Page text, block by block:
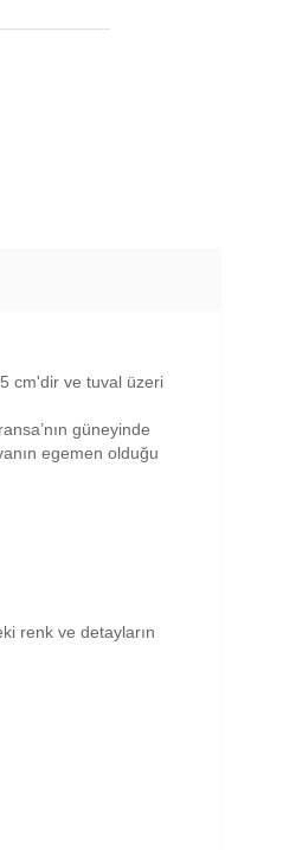
cm'dir ve tuval üzeri
güneyinde
egemen olduğu
renk ve detayların